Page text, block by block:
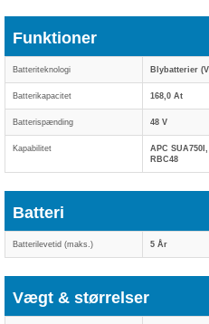
Funktioner
Batteriteknologi Blybatterier
Batterikapacitet 168,0 At
Batterispænding 48 V
Kapabilitet
APC
RBC48
Batteri
Batterilevetid (maks.) 5 År
Vægt & størrelser